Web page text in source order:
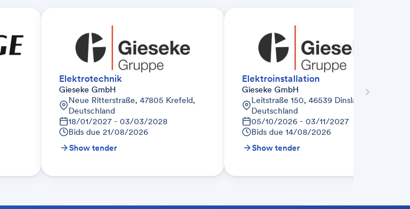
Elektrotechnik
Gieseke GmbH
Neue Ritterstraße, 47805 Krefeld,
Deutschland
18/01/2027 - 03/03/2028
Bids due 21/08/2026
Show tender
Elektroinstallation
Gieseke GmbH
Leitstraße 150, 46539 Dinslaken,
Deutschland
05/10/2026 - 03/11/2027
Bids due 14/08/2026
Show tender